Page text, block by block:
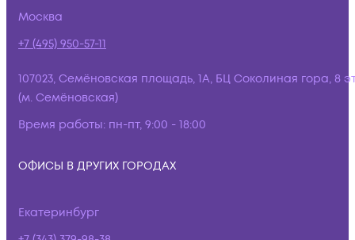
Москва
+7 (495) 950-57-11
107023, Семёновская площадь, 1А, БЦ Соколиная гора, 8
(м. Семёновская)
Время работы: пн-пт, 9:00 - 18:00
ОФИСЫ В ДРУГИХ ГОРОДАХ
Екатеринбург